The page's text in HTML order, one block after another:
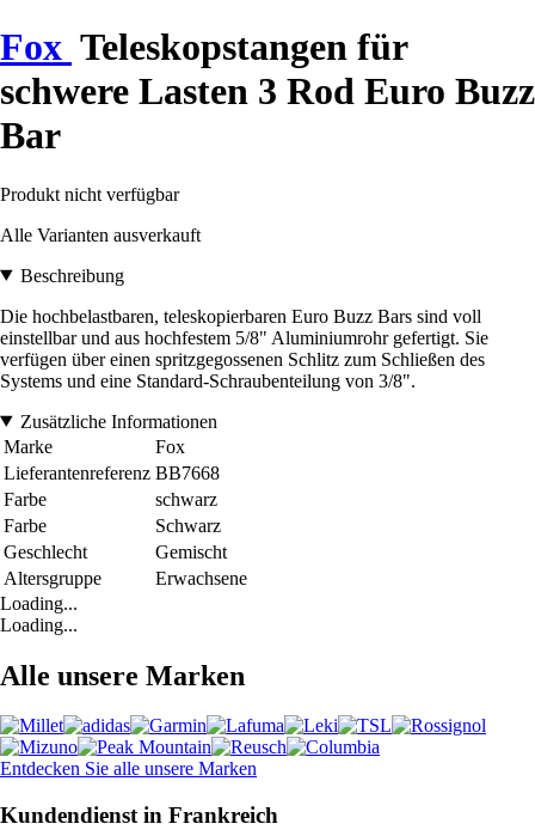
Fox Teleskopstangen für
schwere Lasten 3 Rod Euro Buzz
Bar
Produkt nicht verfügbar
Alle Varianten ausverkauft
Beschreibung
Die hochbelastbaren, teleskopierbaren Euro Buzz Bars sind voll
einstellbar und aus hochfestem 5/8" Aluminiumrohr gefertigt. Sie
verfügen über einen spritzgegossenen Schlitz zum Schließen des
Systems und eine Standard-Schraubenteilung von 3/8".
Zusätzliche Informationen
Marke
Fox
Lieferantenreferenz BB7668
Farbe
schwarz
Farbe
Schwarz
Geschlecht
Gemischt
Altersgruppe
Erwachsene
Loading...
Loading...
Alle unsere Marken
Entdecken Sie alle unsere Marken
Kundendienst in Frankreich